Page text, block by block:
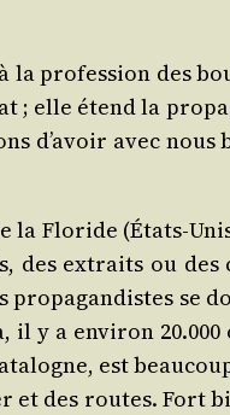
la pro­fes­sion des
; elle étend la
d’a­voir avec nous
Flo­ride (États-
des extraits ou
pro­pa­gan­distes se
il y a envi­ron
est
des routes. Fort